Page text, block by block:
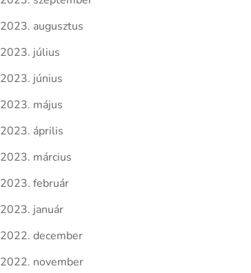
2023. augusztus
2023. július
2023. június
2023. május
2023. április
2023. március
2023. február
2023. január
2022. december
2022. november